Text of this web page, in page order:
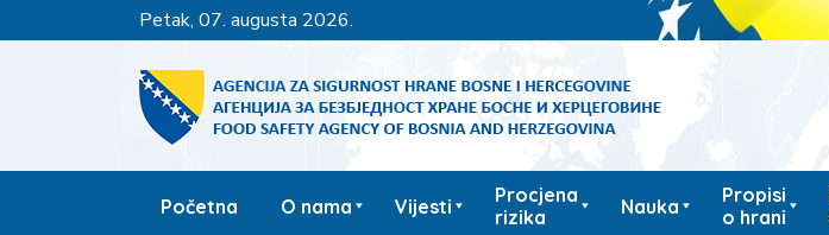
petak, 07. augusta 2026.
Početna O nama Vijesti
Procjena
rizika
Nauka
Propisi
o hrani